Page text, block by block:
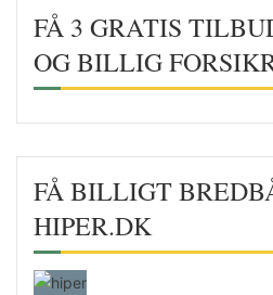
FÅ 3 GRATIS
OG BILLIG
FÅ BILLIGT
HIPER.DK